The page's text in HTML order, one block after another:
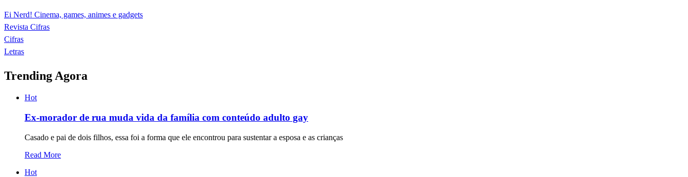
Ei Nerd! Cinema, games, animes e gadgets
Revista Cifras
Cifras
Letras
Trending Agora
Hot
Ex-morador de rua muda vida da família com conteúdo adulto gay
Casado e pai de dois filhos, essa foi a forma que ele encontrou para sustentar a esposa e as crianças
Read More
Hot